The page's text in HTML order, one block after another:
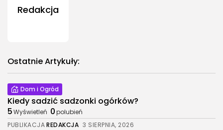
Redakcja
Ostatnie Artykuły:
Dom i Ogród
Kiedy sadzić sadzonki ogórków?
5Wyświetleń 0polubień
PUBLIKACJAREDAKCJA 3 SIERPNIA, 2026